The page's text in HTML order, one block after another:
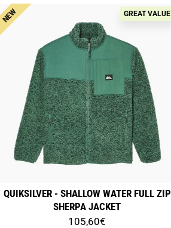
NEW GREAT VALUE
QUIKSILVER - SHALLOW WATER FULL ZIP
SHERPA JACKET
105,60€